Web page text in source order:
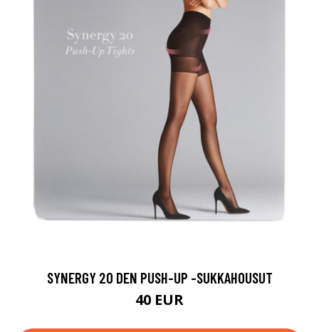
SYNERGY 20 DEN PUSH-UP -SUKKAHOUSUT
40 EUR